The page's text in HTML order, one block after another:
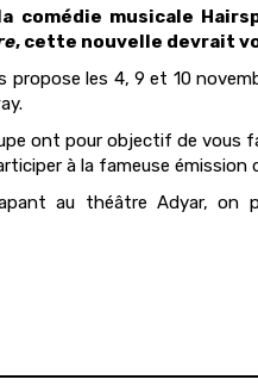
comédie musicale
, cette nouvelle devrait
propose les 4, 9 et 10
ont pour objectif de vous
à la fameuse émission
au théâtre Adyar, on